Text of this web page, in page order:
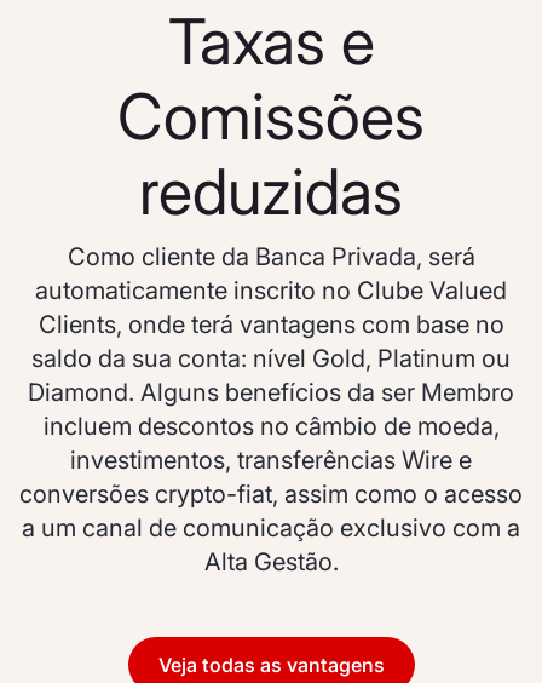
Taxas e
Comissões
reduzidas
Como cliente da Banca Privada, será
automaticamente inscrito no Clube Valued
Clients, onde terá vantagens com base no
saldo da sua conta: nível Gold, Platinum ou
Diamond. Alguns benefícios da ser Membro
incluem descontos no câmbio de moeda,
investimentos, transferências Wire e
conversões crypto-fiat, assim como o acesso
a um canal de comunicação exclusivo com a
Alta Gestão.
Veja todas as vantagens